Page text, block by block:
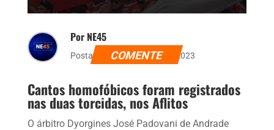
Por NE45
Postado dia 6 de agosto de 2023
COMENTE
Cantos homofóbicos foram registrados
nas duas torcidas, nos Aflitos
O árbitro Dyorgines José Padovani de Andrade